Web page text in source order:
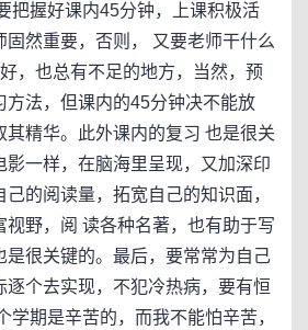
把握好课内45分钟，上课积极活
固然重要，否则， 又要老师干什么
，也总有不足的地方，当然，预
方法，但课内的45分钟决不能放
其精华。此外课内的复习 也是很关
影一样，在脑海里呈现，又加深印
的阅读量，拓宽自己的知识面，
视野，阅 读各种名著，也有助于写
是很关键的。最后，要常常为自己
逐个去实现，不犯冷热病，要有恒
学期是辛苦的，而我不能怕辛苦，